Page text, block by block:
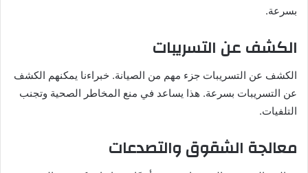
بسرعة.
الكشف عن التسريبات
الكشف عن التسريبات جزء مهم من الصيانة. خبراءنا يمكنهم الكشف
عن التسريبات بسرعة. هذا يساعد في منع المخاطر الصحية وتجنب
التلفيات.
معالجة الشقوق والتصدعات